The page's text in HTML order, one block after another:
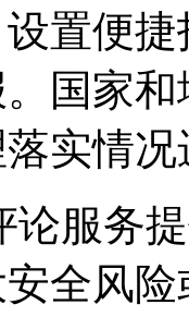
置便
国家
实情
论服务
全风